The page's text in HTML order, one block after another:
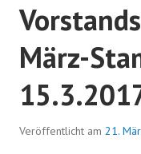
März-
Veröffentlicht am 21.